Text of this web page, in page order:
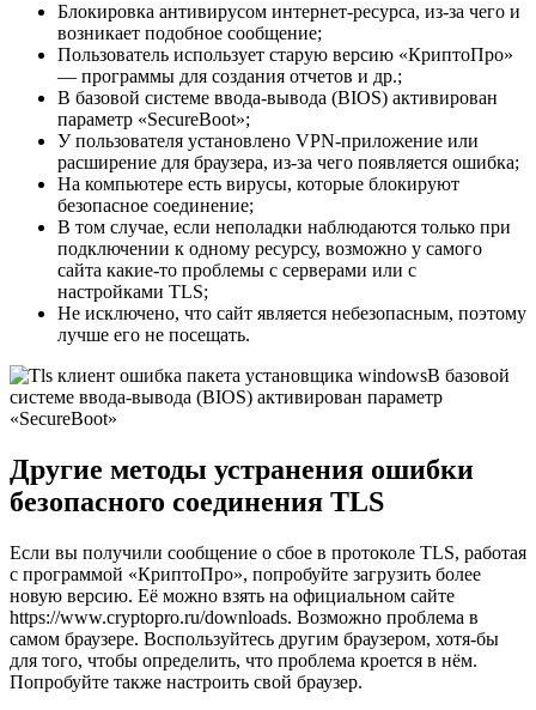
Блокировка антивирусом интернет-ресурса, из-за чего и
возникает подобное сообщение;
Пользователь использует старую версию «КриптоПро»
— программы для создания отчетов и др.;
В базовой системе ввода-вывода (BIOS) активирован
параметр «SecureBoot»;
У пользователя установлено VPN-приложение или
расширение для браузера, из-за чего появляется ошибка;
На компьютере есть вирусы, которые блокируют
безопасное соединение;
В том случае, если неполадки наблюдаются только при
подключении к одному ресурсу, возможно у самого
сайта какие-то проблемы с серверами или с
настройками TLS;
Не исключено, что сайт является небезопасным, поэтому
лучше его не посещать.
В базовой
системе ввода-вывода (BIOS) активирован параметр
«SecureBoot»
Другие методы устранения ошибки
безопасного соединения TLS
Если вы получили сообщение о сбое в протоколе TLS, работая
с программой «КриптоПро», попробуйте загрузить более
новую версию. Её можно взять на официальном сайте
https://www.cryptopro.ru/downloads. Возможно проблема в
самом браузере. Воспользуйтесь другим браузером, хотя-бы
для того, чтобы определить, что проблема кроется в нём.
Попробуйте также настроить свой браузер.